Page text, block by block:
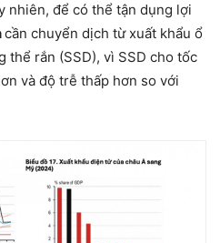
nhiên, để có thể tận dụng lợi
cần chuyển dịch từ xuất khẩu ổ
thể rắn (SSD), vì SSD cho tốc
và độ trễ thấp hơn so với